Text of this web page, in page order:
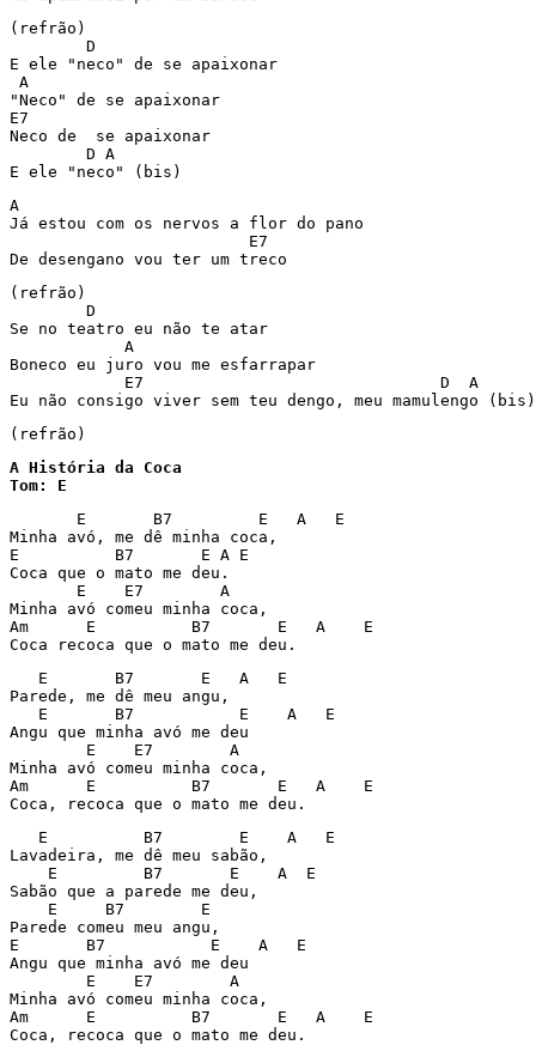
(refrão)
        D
E ele "neco" de se apaixonar
A
"Neco" de se apaixonar
E7
Neco de  se apaixonar
        D A
E ele "neco" (bis)
A
Já estou com os nervos a flor do pano
                         E7
De desengano vou ter um treco
(refrão)
        D
Se no teatro eu não te atar
            A
Boneco eu juro vou me esfarrapar
            E7                               D  A
Eu não consigo viver sem teu dengo, meu mamulengo (bis)
(refrão)
A História da Coca
Tom: E
       E       B7         E   A   E
Minha avó, me dê minha coca,
E          B7       E A E
Coca que o mato me deu.
       E    E7        A
Minha avó comeu minha coca,
Am      E          B7       E   A    E
Coca recoca que o mato me deu.
   E       B7       E   A   E
Parede, me dê meu angu,
   E       B7           E    A   E
Angu que minha avó me deu
        E    E7        A
Minha avó comeu minha coca,
Am      E          B7       E   A    E
Coca, recoca que o mato me deu.
   E          B7        E    A   E
Lavadeira, me dê meu sabão,
    E         B7       E    A  E
Sabão que a parede me deu,
    E     B7        E
Parede comeu meu angu,
E       B7           E    A   E
Angu que minha avó me deu
        E    E7        A
Minha avó comeu minha coca,
Am      E          B7       E   A    E
Coca, recoca que o mato me deu.